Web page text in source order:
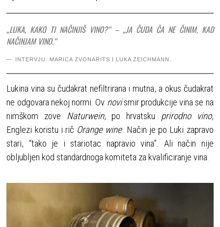
„LUKA, KAKO TI NAČINJIŠ VINO?“ – „JA ČUDA ČA NE ČINIM, KAD
NAČINJAM VINO.“
INTERVJU: MARICA ZVONARITS I LUKA ZEICHMANN.
Lukina vina su čudakrat nefiltrirana i mutna, a okus čudakrat
ne odgovara nekoj normi. Ov novismir produkcije vina se na
nimškom zove Naturwein, po hrvatsku prirodno vino,
Englezi koristu i rič Orange wine. Način je po Luki zapravo
stari, “tako je i stariotac napravio vina”. Ali način nije
obljubljen kod standardnoga komiteta za kvalificiranje vina.